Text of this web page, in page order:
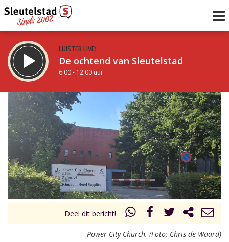
LUISTER LIVE:
De ochtend van Sleutelstad
6.00 - 12.00 uur
STRAKS:
De middag van Sleutelstad
12.00 - 19.00 uur
Vorig uur
uur 1 van 0 Volgend uur
Inklappen
Deel dit bericht!
Power City Church. (Foto: Chris de Waard)